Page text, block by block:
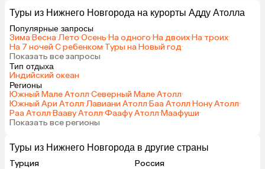
Туры из Нижнего Новгорода на курорты Адду Атолла
Популярные запросы
Зима·Весна·Лето·Осень·На одного·На двоих·На троих·
На 7 ночей·С ребенком·Туры на Новый год·
Показать все запросы
Тип отдыха
Индийский океан
Регионы
Южный Мале Атолл·Северный Мале Атолл·
Южный Ари Атолл·Лавиани Атолл·Баа Атолл·Нону Атолл·
Раа Атолл·Вааву Атолл·Фаафу Атолл·Маафуши·
Показать все регионы
Туры из Нижнего Новгорода в другие страны
Турция
Россия